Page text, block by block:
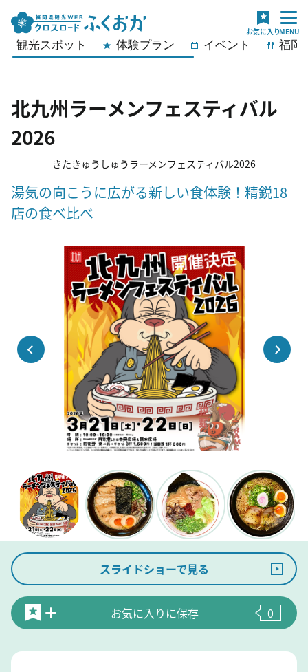
観光スポット 体験プラン イベント 福岡
北九州ラーメンフェスティバル
2026
きたきゅうしゅうラーメンフェスティバル2026
湯気の向こうに広がる新しい食体験！精鋭18
店の食べ比べ
スライドショーで見る
お気に入りに保存 0